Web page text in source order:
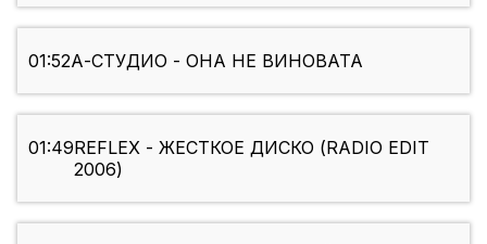
01:52А-СТУДИО - ОНА НЕ ВИНОВАТА
01:49REFLEX - ЖЕСТКОЕ ДИСКО (RADIO EDIT
2006)